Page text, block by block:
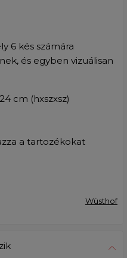
6 kés számára
és egyben vizuálisan
cm (hxszxsz)
a tartozékokat
Wüsthof